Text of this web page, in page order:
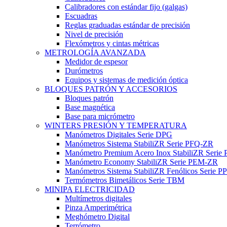
Calibradores con estándar fijo (galgas)
Escuadras
Reglas graduadas estándar de precisión
Nivel de precisión
Flexómetros y cintas métricas
METROLOGÍA AVANZADA
Medidor de espesor
Durómetros
Equipos y sistemas de medición óptica
BLOQUES PATRÓN Y ACCESORIOS
Bloques patrón
Base magnética
Base para micrómetro
WINTERS PRESIÓN Y TEMPERATURA
Manómetros Digitales Serie DPG
Manómetros Sistema StabiliZR Serie PFQ-ZR
Manómetro Premium Acero Inox StabiliZR Serie
Manómetro Economy StabiliZR Serie PEM-ZR
Manómetros Sistema StabiliZR Fenólicos Serie
Termómetros Bimetálicos Serie TBM
MINIPA ELECTRICIDAD
Multímetros digitales
Pinza Amperimétrica
Meghómetro Digital